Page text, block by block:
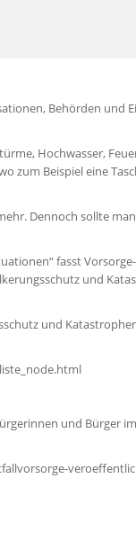
Behörden und
Hochwasser,
zum Beispiel eine
Dennoch sollte
fasst
und
und
und Bürger